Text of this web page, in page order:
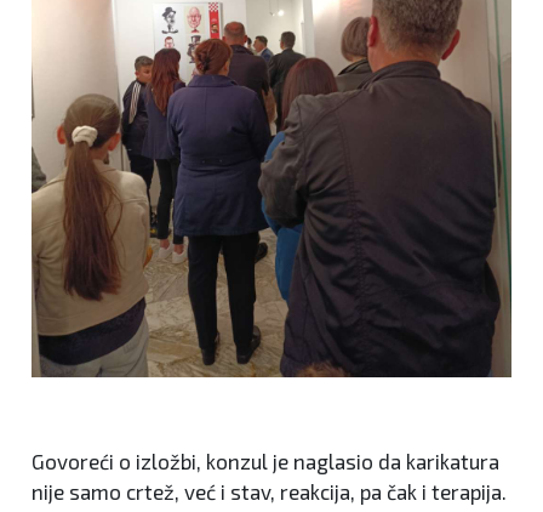
Govoreći o izložbi, konzul je naglasio da karikatura
nije samo crtež, već i stav, reakcija, pa čak i terapija.